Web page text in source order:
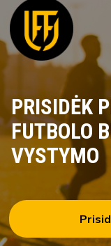
PRISIDĖK
FUTBOLO
VYSTYMO